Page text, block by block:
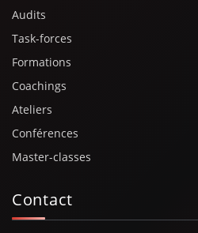
Audits
Task-forces
Formations
Coachings
Ateliers
Conférences
Master-classes
Contact